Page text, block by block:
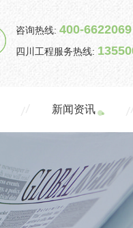
咨询热线: 400-6622069
四川工程服务热线:
新闻资讯